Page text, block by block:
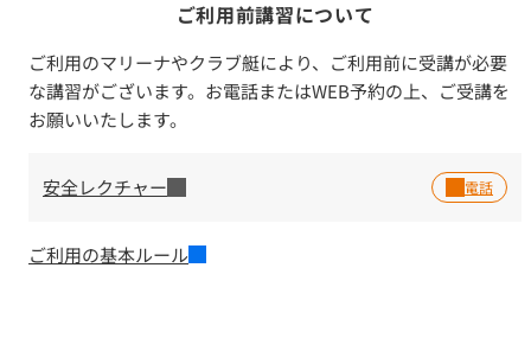
ご利用前講習について
ご利用のマリーナやクラブ艇により、ご利用前に受講が必要
な講習がございます。お電話またはWEB予約の上、ご受講を
お願いいたします。
安全レクチャー
ご利用の基本ルール